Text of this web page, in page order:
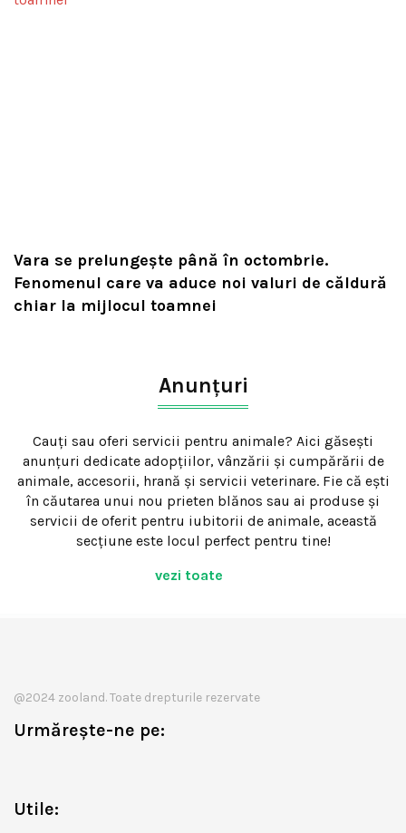
Vara se prelungeşte până în octombrie.
Fenomenul care va aduce noi valuri de căldură
chiar la mijlocul toamnei
Anunțuri
Cauți sau oferi servicii pentru animale? Aici găsești
anunțuri dedicate adopțiilor, vânzării și cumpărării de
animale, accesorii, hrană și servicii veterinare. Fie că ești
în căutarea unui nou prieten blănos sau ai produse și
servicii de oferit pentru iubitorii de animale, această
secțiune este locul perfect pentru tine!
vezi toate
@2024 zooland. Toate drepturile rezervate
Urmărește-ne pe:
Utile: